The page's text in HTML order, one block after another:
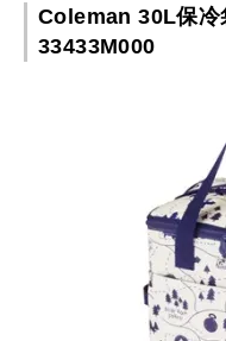
Coleman 30L保冷
33433M000